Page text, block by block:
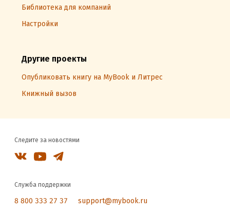
Библиотека для компаний
Настройки
Другие проекты
Опубликовать книгу на MyBook и Литрес
Книжный вызов
Следите за новостями
Служба поддержки
8 800 333 27 37 support@mybook.ru